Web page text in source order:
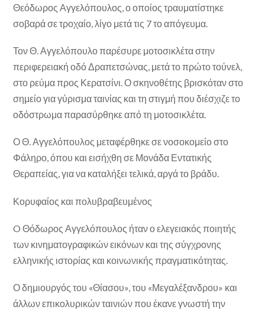
Θεόδωρος Αγγελόπουλος, ο οποίος τραυματίστηκε
σοβαρά σε τροχαίο, λίγο μετά τις 7 το απόγευμα.
Τον Θ. Αγγελόπουλο παρέσυρε μοτοσικλέτα στην
περιφερειακή οδό Δραπετσώνας, μετά το πρώτο τούνελ,
στο ρεύμα προς Κερατσίνι. Ο σκηνοθέτης βρισκόταν στο
σημείο για γύρισμα ταινίας και τη στιγμή που διέσχιζε το
οδόστρωμα παρασύρθηκε από τη μοτοσικλέτα.
Ο Θ. Αγγελόπουλος μεταφέρθηκε σε νοσοκομείο στο
Φάληρο, όπου και εισήχθη σε Μονάδα Εντατικής
Θεραπείας, για να καταλήξει τελικά, αργά το βράδυ.
Κορυφαίος και πολυβραβευμένος
O Θόδωρος Αγγελόπουλος ήταν ο ελεγειακός ποιητής
των κινηματογραφικών εικόνων και της σύγχρονης
ελληνικής ιστορίας και κοινωνικής πραγματικότητας.
Ο δημιουργός του «Θίασου», του «Μεγαλέξανδρου» και
άλλων επικολυρικών ταινιών που έκανε γνωστή την